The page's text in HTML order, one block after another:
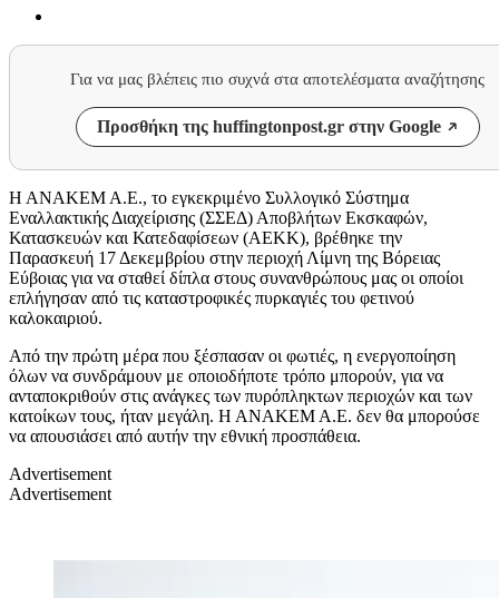
Για να μας βλέπεις πιο συχνά στα αποτελέσματα αναζήτησης
Προσθήκη της huffingtonpost.gr στην Google
Η ΑΝΑΚΕΜ Α.Ε., το εγκεκριμένο Συλλογικό Σύστημα
Εναλλακτικής Διαχείρισης (ΣΣΕΔ) Αποβλήτων Εκσκαφών,
Κατασκευών και Κατεδαφίσεων (ΑΕΚΚ), βρέθηκε την
Παρασκευή 17 Δεκεμβρίου στην περιοχή Λίμνη της Βόρειας
Εύβοιας για να σταθεί δίπλα στους συνανθρώπους μας οι οποίοι
επλήγησαν από τις καταστροφικές πυρκαγιές του φετινού
καλοκαιριού.
Από την πρώτη μέρα που ξέσπασαν οι φωτιές, η ενεργοποίηση
όλων να συνδράμουν με οποιοδήποτε τρόπο μπορούν, για να
ανταποκριθούν στις ανάγκες των πυρόπληκτων περιοχών και των
κατοίκων τους, ήταν μεγάλη. Η ΑΝΑΚΕΜ Α.Ε. δεν θα μπορούσε
να απουσιάσει από αυτήν την εθνική προσπάθεια.
Advertisement
Advertisement